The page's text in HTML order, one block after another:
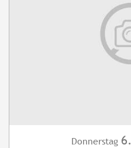
Donnerstag 6.